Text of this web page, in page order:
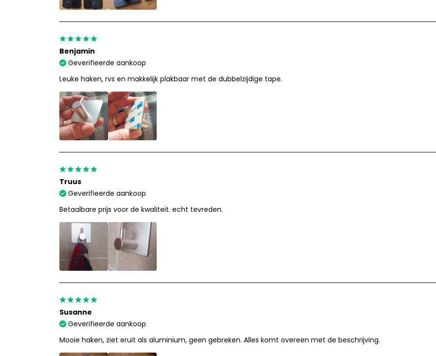
Benjamin
Geverifieerde aankoop
Leuke haken, rvs en makkelijk plakbaar met de dubbelzijdige tape.
Truus
Geverifieerde aankoop
Betaalbare prijs voor de kwaliteit. echt tevreden.
Susanne
Geverifieerde aankoop
Mooie haken, ziet eruit als aluminium, geen gebreken. Alles komt overeen met de beschrijving.